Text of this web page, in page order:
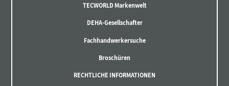
TECWORLD Markenwelt
DEHA-Gesellschafter
Fachhandwerkersuche
Broschüren
RECHTLICHE INFORMATIONEN